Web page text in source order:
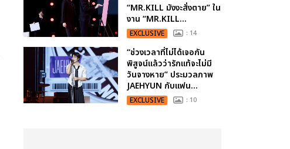
“MR.KILL มังงะสั่งตาย” ใน
งาน “MR.KILL...
EXCLUSIVE : 14
“ช่วงเวลาที่ไม่ได้เจอกัน
พิสูจน์แล้วว่ารักแท้จะไม่มี
วันจางหาย” ประมวลภาพ
JAEHYUN กับแฟน...
EXCLUSIVE : 10